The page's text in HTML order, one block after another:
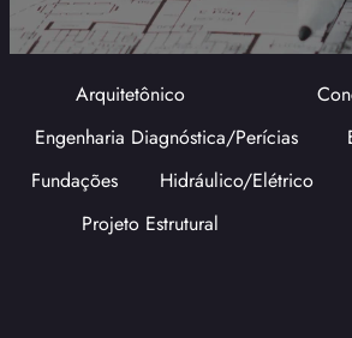
Arquitetônico
Engenharia Diagnóstica/Perícias
Fundações
Hidráulico/Elétrico
Projeto Estrutural